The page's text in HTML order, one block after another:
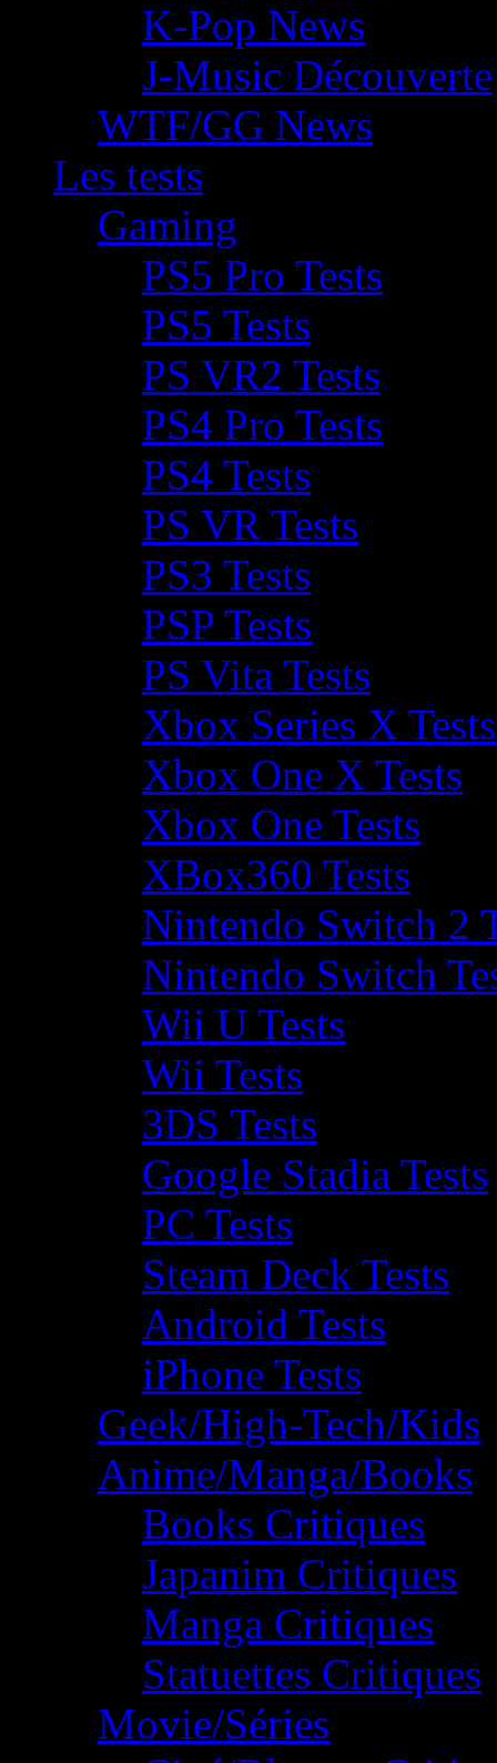
K-Pop News
J-Music Découverte
WTF/GG News
Les tests
Gaming
PS5 Pro Tests
PS5 Tests
PS VR2 Tests
PS4 Pro Tests
PS4 Tests
PS VR Tests
PS3 Tests
PSP Tests
PS Vita Tests
Xbox Series X Tests
Xbox One X Tests
Xbox One Tests
XBox360 Tests
Nintendo Switch 2
Nintendo Switch
Wii U Tests
Wii Tests
3DS Tests
Google Stadia Tests
PC Tests
Steam Deck Tests
Android Tests
iPhone Tests
Geek/High-Tech/Kids
Anime/Manga/Books
Books Critiques
Japanim Critiques
Manga Critiques
Statuettes Critiques
Movie/Séries